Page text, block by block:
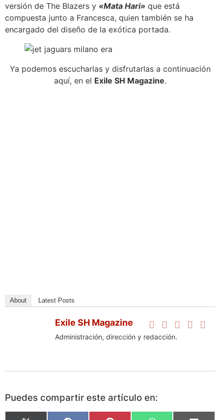
versión de The Blazers y «Mata Hari» que está
compuesta junto a Francesca, quien también se ha
encargado del diseño de la exótica portada.
Ya podemos escucharlas y disfrutarlas a continuación
aquí, en el Exile SH Magazine.
About Latest Posts
Exile SH Magazine
Administración, dirección y redacción.
Puedes compartir este artículo en: